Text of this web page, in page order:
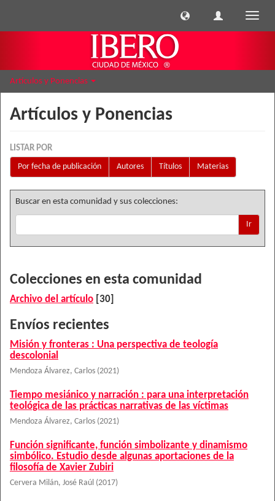
Artículos y Ponencias
Artículos y Ponencias
LISTAR POR
Por fecha de publicación
Autores Títulos Materias
Buscar en esta comunidad y sus colecciones:
Ir
Colecciones en esta comunidad
Archivo del artículo [30]
Envíos recientes
Misión y fronteras : Una perspectiva de teología
descolonial
Mendoza Álvarez, Carlos (2021)
Tiempo mesiánico y narración : para una interpretación
teológica de las prácticas narrativas de las víctimas
Mendoza Álvarez, Carlos (2021)
Función significante, función simbolizante y dinamismo
simbólico. Estudio desde algunas aportaciones de la
filosofía de Xavier Zubiri
Cervera Milán, José Raúl (2017)